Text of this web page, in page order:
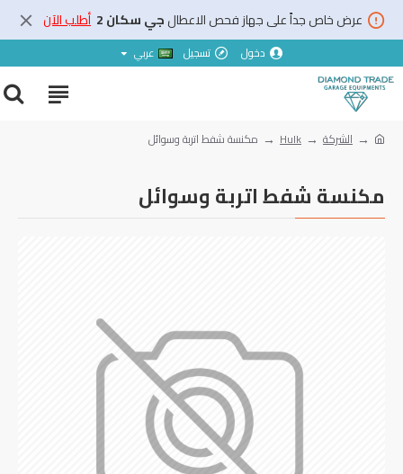
عرض خاص جداً على جهاز فحص الاعطالجي سكان 2 أطلب الآن
دخول تسجيل عربي
الشركة Hulk مكنسة شفط اتربة وسوائل
مكنسة شفط اتربة وسوائل